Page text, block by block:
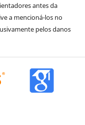
antes da
a mencioná-los no
pelos danos